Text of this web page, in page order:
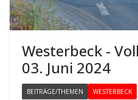
Wes­ter­beck -
03. Juni 2024
BEITRÄGE/THEMEN WESTERBECK